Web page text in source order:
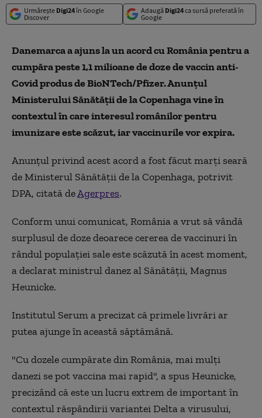
Urmărește Digi24în Google
Discover
Adaugă Digi24ca sursă preferată în
Google
Danemarca a ajuns la un acord cu România pentru a
cumpăra peste 1,1 milioane de doze de vaccin anti-
Covid produs de BioNTech/Pfizer. Anunțul
Ministerului Sănătăţii de la Copenhaga vine în
contextul în care interesul românilor pentru
imunizare este scăzut, iar vaccinurile vor expira.
Anunțul privind acest acord a fost făcut marți seară
de Ministerul Sănătăţii de la Copenhaga, potrivit
DPA, citată deAgerpres.
Conform unui comunicat, România a vrut să vândă
surplusul de doze deoarece cererea de vaccinuri în
rândul populaţiei sale este scăzută în acest moment,
a declarat ministrul danez al Sănătăţii, Magnus
Heunicke.
Institutul Serum a precizat că primele livrări ar
putea ajunge în această săptămână.
"Cu dozele cumpărate din România, mai mulţi
danezi se pot vaccina mai rapid", a spus Heunicke,
precizând că este un lucru extrem de important în
contextul răspândirii variantei Delta a virusului,